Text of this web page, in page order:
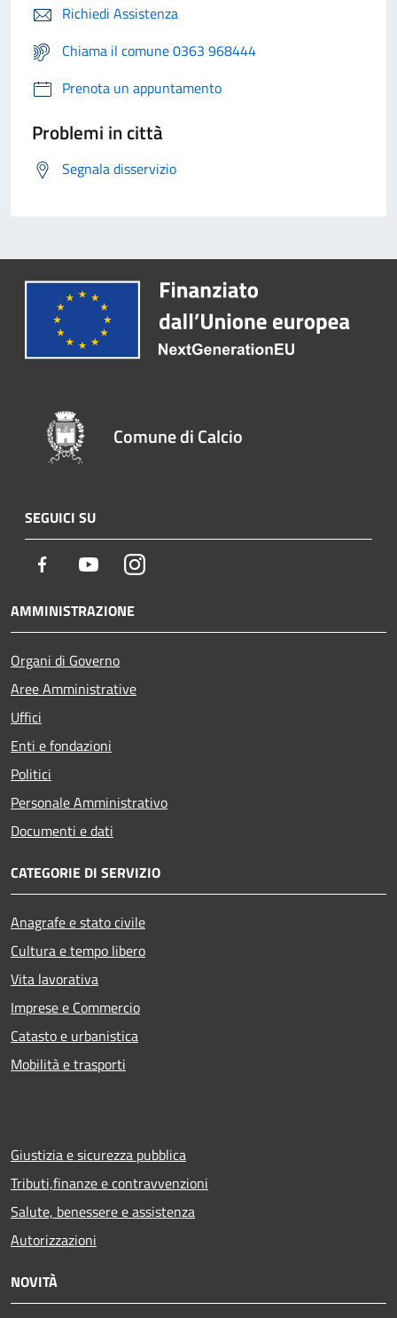
Richiedi Assistenza
Chiama il comune 0363 968444
Prenota un appuntamento
Problemi in città
Segnala disservizio
Comune di Calcio
SEGUICI SU
Facebook YoutubeInstagram
AMMINISTRAZIONE
Organi di Governo
Aree Amministrative
Uffici
Enti e fondazioni
Politici
Personale Amministrativo
Documenti e dati
CATEGORIE DI SERVIZIO
Anagrafe e stato civile
Cultura e tempo libero
Vita lavorativa
Imprese e Commercio
Catasto e urbanistica
Mobilità e trasporti
Giustizia e sicurezza pubblica
Tributi,finanze e contravvenzioni
Salute, benessere e assistenza
Autorizzazioni
NOVITÀ